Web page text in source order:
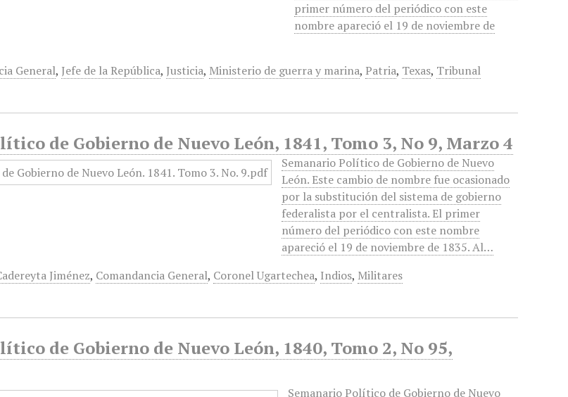
primer número del periódico con este
nombre apareció el 19 de noviembre de
General, Jefe de la República, Justicia, Ministerio de guerra y marina, Patria, Texas, Tribunal
de Gobierno de Nuevo León, 1841, Tomo 3, No 9, Marzo 4
Semanario Político de Gobierno de Nuevo
León. Este cambio de nombre fue ocasionado
por la substitución del sistema de gobierno
federalista por el centralista. El primer
número del periódico con este nombre
apareció el 19 de noviembre de 1835. Al…
Jiménez, Comandancia General, Coronel Ugartechea, Indios, Militares
de Gobierno de Nuevo León, 1840, Tomo 2, No 95,
Semanario Político de Gobierno de Nuevo